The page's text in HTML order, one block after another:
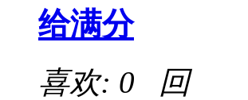
给满分
喜欢: 0 回